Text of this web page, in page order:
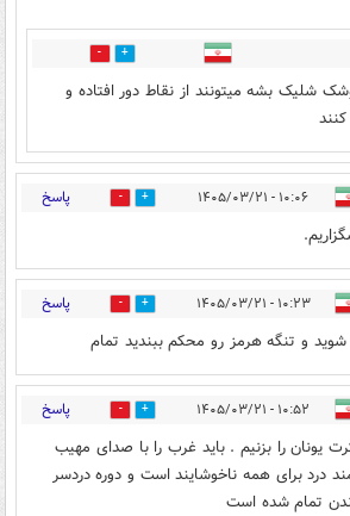
0
شلیک بشه میتونند از نقاط دور افتاده و
۱۰:۰۶ - ۱۴۰۵/۰۳/۲۱ 0 پاسخ
۱۰:۲۳ - ۱۴۰۵/۰۳/۲۱ 0 پاسخ
و تنگه هرمز رو محکم ببندید تمام
۱۰:۵۲ - ۱۴۰۵/۰۳/۲۱ 2 پاسخ
یونان را بزنیم . باید غرب را با صدای مهیب
درد برای همه ناخوشایند است و دوره دردسر
تمام شده است